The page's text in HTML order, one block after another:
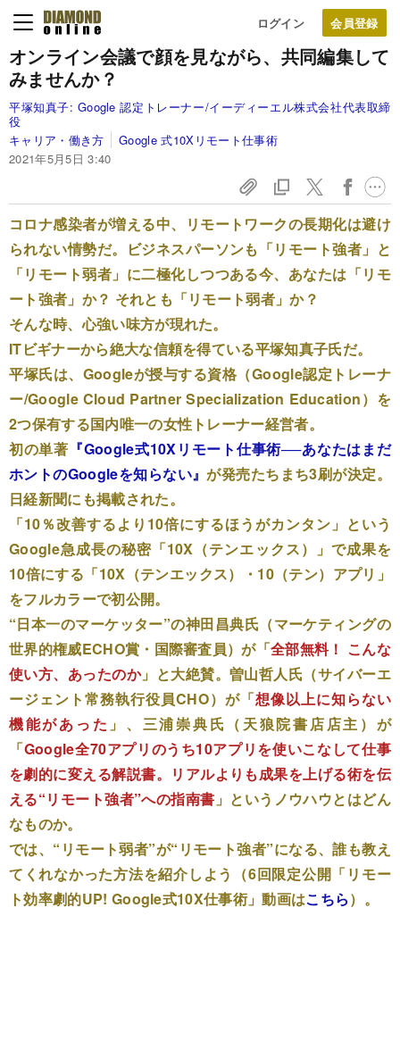
ログイン
オンライン会議で顔を見ながら、 共同編集して
みませんか？
平塚知真子: Google 認定トレーナー/イーディーエル株式会社代表取締
役
キャリア・働き方
Google 式10Xリモート仕事術
2021年5月5日 3:40
コロナ感染者が増える中、リモートワークの長期化は避け
られない情勢だ。ビジネスパーソンも「リモート強者」と
「リモート弱者」に二極化しつつある今、あなたは「リモ
ート強者」か？ それとも「リモート弱者」か？
そんな時、心強い味方が現れた。
ITビギナーから絶大な信頼を得ている平塚知真子氏だ。
平塚氏は、Googleが授与する資格（Google認定トレーナ
ー/Google Cloud Partner Specialization Education）を
2つ保有する国内唯一の女性トレーナー経営者。
初の単著 『Google式10Xリモート仕事術──あなたはまだ
ホントのGoogleを知らない』が発売たちまち3刷が決定。
日経新聞にも掲載された。
「10％改善するより10倍にするほうがカンタン」という
Google急成長の秘密「10X（テンエックス）」で成果を
10倍にする「10X（テンエックス）・10（テン）アプリ」
をフルカラーで初公開。
“日本一のマーケッター”の神田昌典氏（マーケティングの
世界的権威ECHO賞・国際審査員）が「全部無料！ こんな
使い方、あったのか」と大絶賛。曽山哲人氏（サイバーエ
ージェント常務執行役員CHO）が「想像以上に知らない
機能があった 」、三浦崇典氏（天狼院書店店主）が
「Google全70アプリのうち10アプリを使いこなして仕事
を劇的に変える解説書。リアルよりも成果を上げる術を伝
える“リモート強者”への指南書 」というノウハウとはどん
なものか。
では、“リモート弱者”が“リモート強者”になる、誰も教え
てくれなかった方法を紹介しよう（6回限定公開「リモー
ト効率劇的UP! Google式10X仕事術」動画はこちら）。